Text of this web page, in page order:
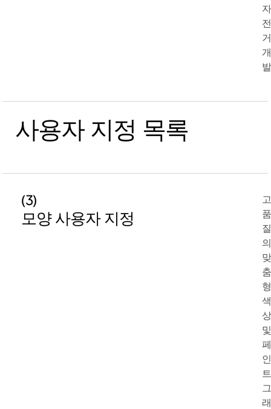
사용자 지정 목록
(3)
모양 사용자 지정
고
품
질
의
맞
춤
형
색
상
및
페
인
그
래
자
전
거
개